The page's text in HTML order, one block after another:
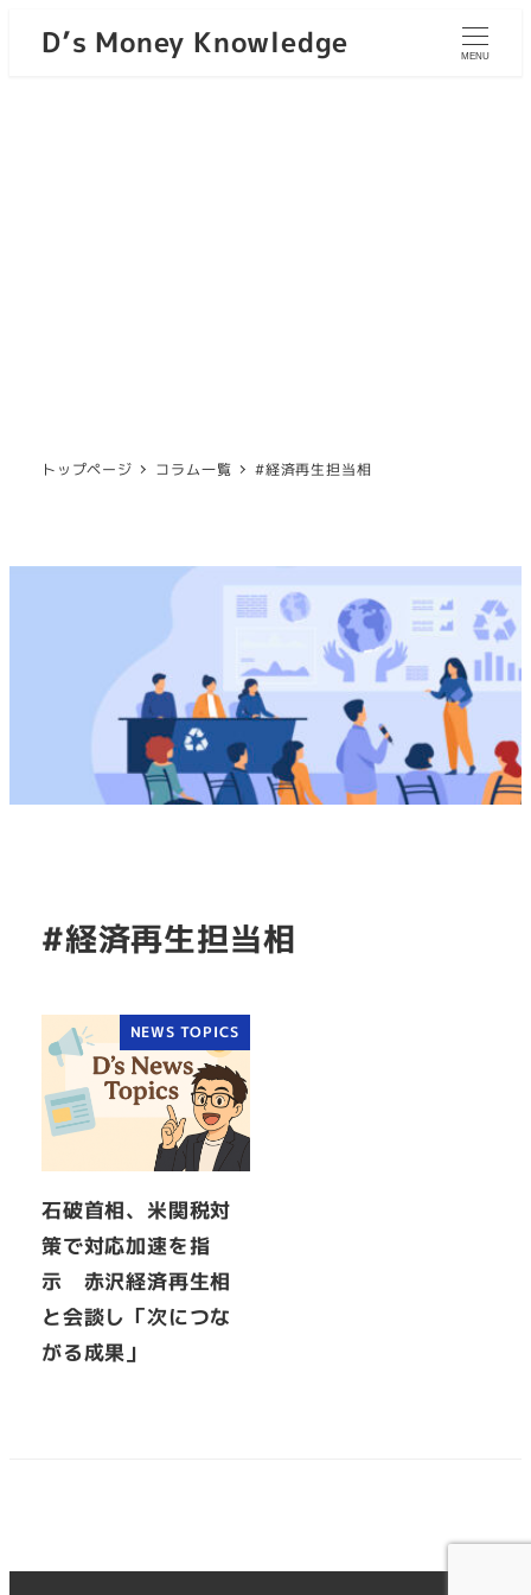
D’s Money Knowledge MENU
トップページ コラム一覧 #経済再生担当相
#経済再生担当相
NEWS TOPICS
石破首相、米関税対
策で対応加速を指
示 赤沢経済再生相
と会談し「次につな
がる成果」